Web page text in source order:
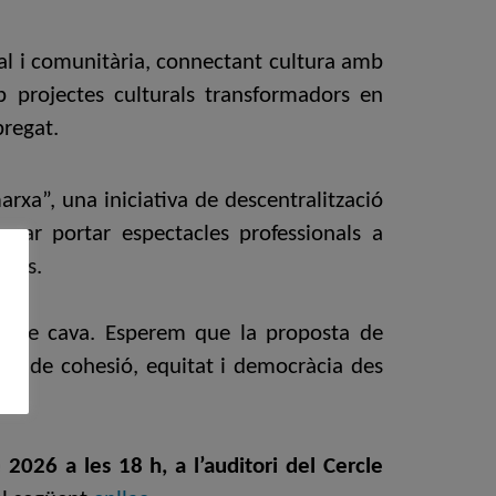
i comunitària, connectant cultura amb
culturals transformadors en
una iniciativa de descentralització
portar espectacles professionals a
de cava. Esperem que la proposta de
de cohesió, equitat i democràcia des
a les 18 h, a l’auditori del Cercle